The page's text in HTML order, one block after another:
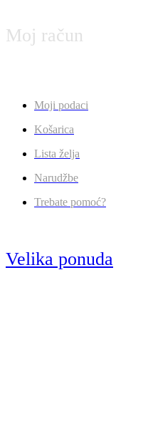
Moj račun
Moji podaci
Košarica
Lista želja
Narudžbe
Trebate pomoć?
Velika ponuda